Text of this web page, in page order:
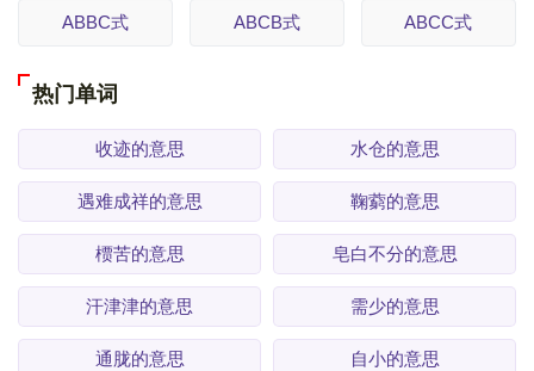
ABBC式 ABCB式 ABCC式
热门单词
收迹的意思 水仓的意思
遇难成祥的意思 鞠藭的意思
槚苦的意思 皂白不分的意思
汗津津的意思 需少的意思
通胧的意思 自小的意思